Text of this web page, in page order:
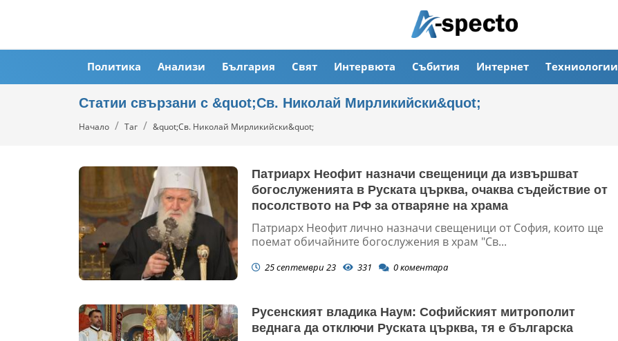
Политика Анализи България Свят Интервюта Събития Интернет Техниологии
Статии свързани с &quot;Св. Николай Мирликийски&quot;
Начало Таг &quot;Св. Николай Мирликийски&quot;
Патриарх Неофит назначи свещеници да извършват
богослуженията в Руската църква, очаква съдействие от
посолството на РФ за отваряне на храма
Патриарх Неофит лично назначи свещеници от София, които ще
поемат обичайните богослужения в храм "Св...
25 септември 23 331 0коментара
Русенският владика Наум: Софийският митрополит
веднага да отключи Руската църква, тя е българска